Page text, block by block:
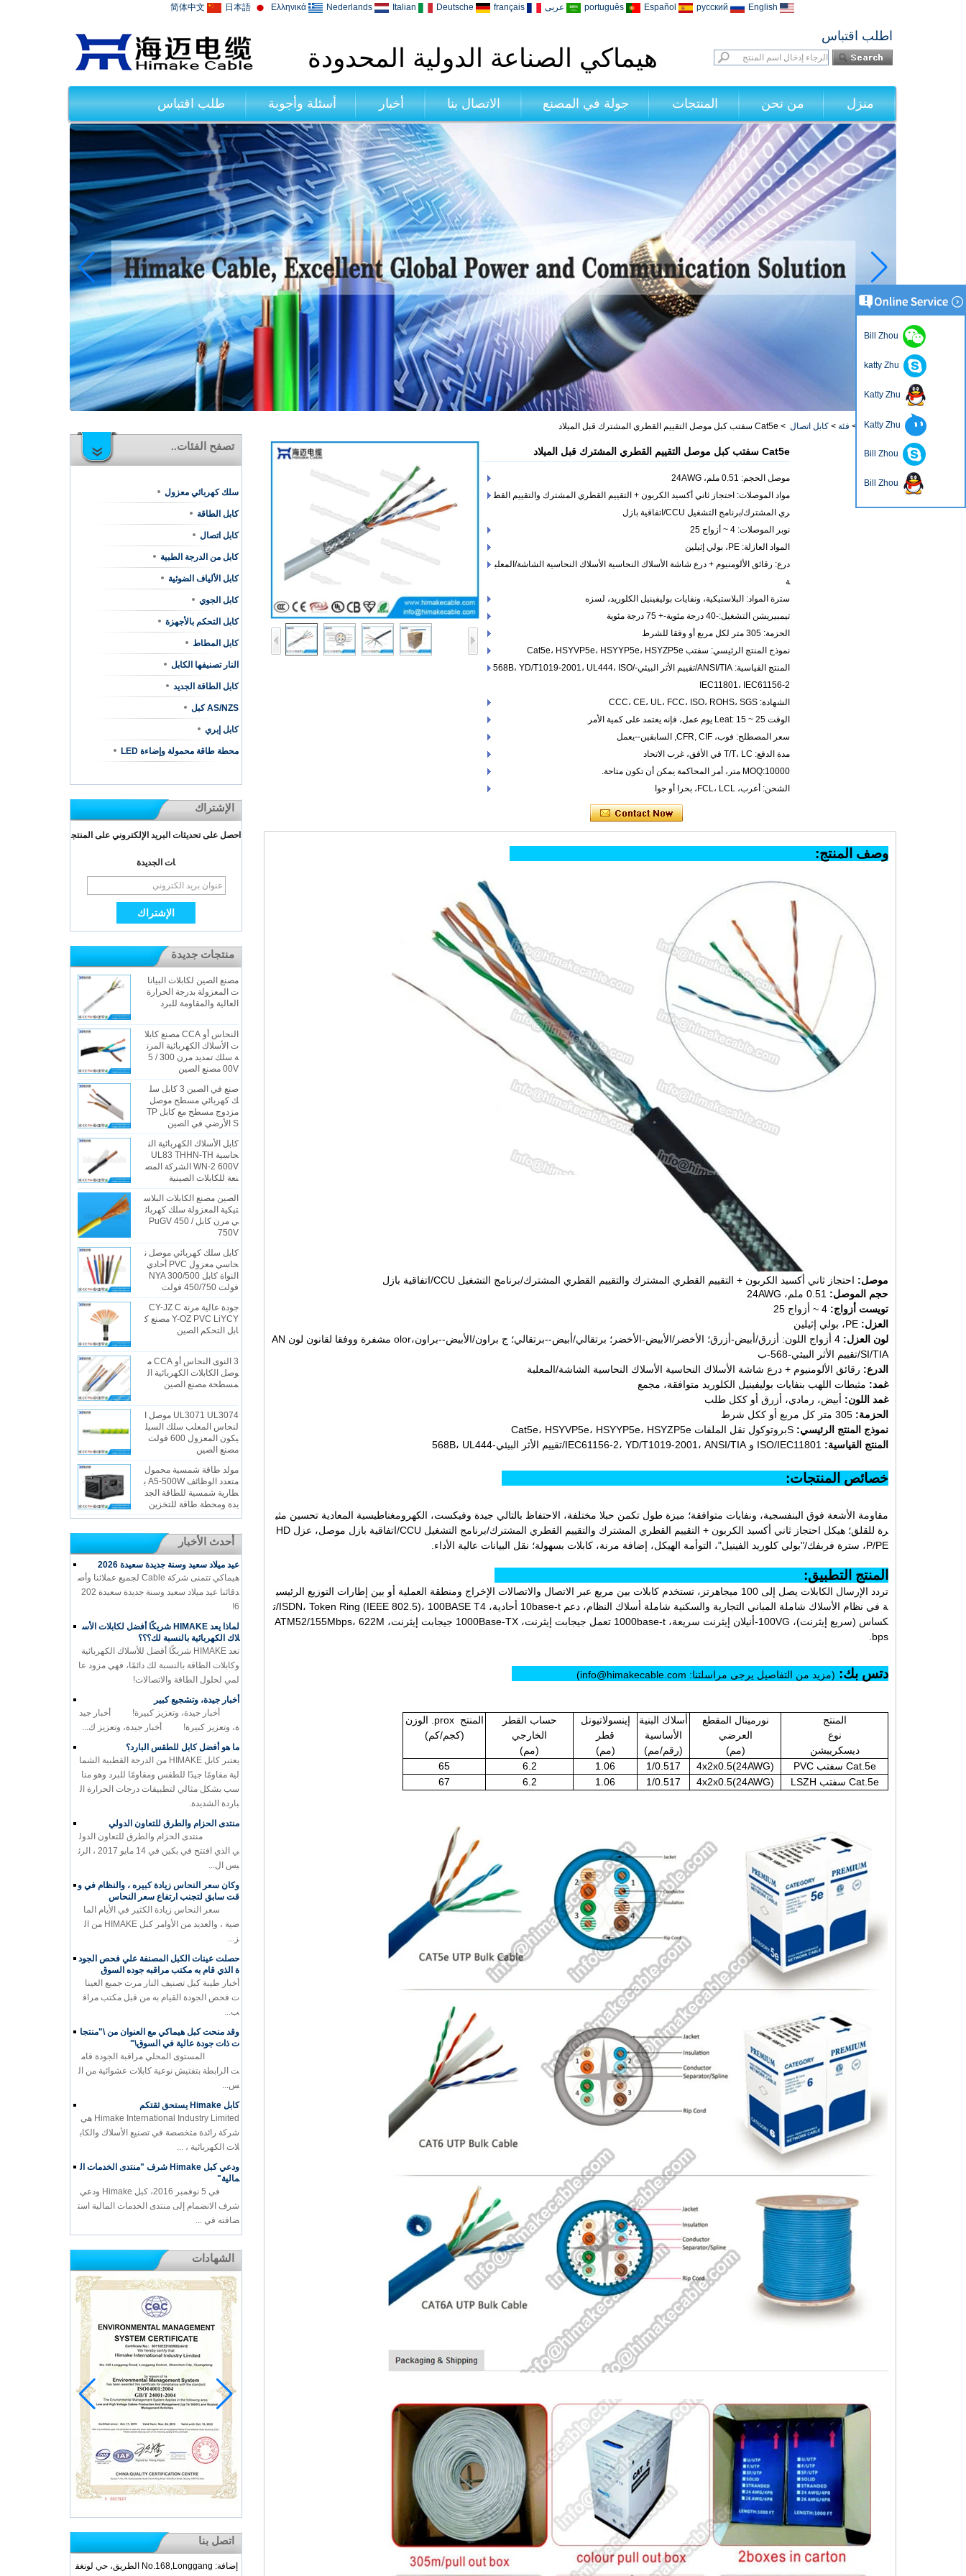
English
русский
Español
português عربى français
Deutsche
Italian
Nederlands
Ελληνικά
日本語
简体中文
هيماكي الصناعة الدولية المحدودة
اطلب اقتباس
منزل من نحن المنتجات جولة في المصنع الاتصال بنا أخبار أسئلة وأجوبة طلب اقتباس
منزل، بيت > فئة > كابل اتصال > Cat5e سفتب كبل موصل التقييم القطري المشترك قبل الميلاد
تصفح الفئات..
سلك كهربائي معزول
كابل الطاقة
كابل اتصال
كابل من الدرجة الطبية
كابل الألياف الضوئية
كابل الجوي
كابل التحكم بالأجهزة
كابل المطاط
النار تصنيفها الكابل
كابل الطاقة الجديد
AS/NZS كبل
كابل إبري
محطة طاقة محمولة وإضاءة LED
الإشتراك
احصل على تحديثات البريد الإلكتروني على المنتج
ات الجديدة
منتجات جديدة
مصنع الصين لكابلات البيانا
ت المعزولة بدرجة الحرارة
العالية والمقاومة للبرد
النحاس أو CCA مصنع كابلا
ت الأسلاك الكهربائية المرن
ة سلك تمديد مرن 300 / 5
00V مصنع الصين
صنع في الصين 3 كابل سل
ك كهربائي مسطح موصل
مزدوج مسطح مع كابل TP
S الأرضي في الصين
كابل الأسلاك الكهربائية الن
حاسية UL83 THHN-TH
WN-2 600V الشركة المص
نعة للكابلات الصينية
الصين مصنع الكابلات البلاس
تيكية المعزولة سلك كهربائ
ي مرن كابل PuGV 450 /
750V
كابل سلك كهربائي موصل ن
حاسي معزول PVC أحادي
النواة كابل NYA 300/500
فولت 450/750 فولت
جودة عالية مرنة CY-JZ C
Y-OZ PVC LiYCY مصنع ك
ابل التحكم الصين
3 النوى النحاس أو CCA م
وصل الكابلات الكهربائية ال
مسطحة مصنع الصين
UL3071 UL3074 موصل ا
لنحاس المعلب سلك السيل
يكون المعزول 600 فولت
مصنع الصين
مولد طاقة شمسية محمول
متعدد الوظائف A5-500W ب
طارية شمسية للطاقة الجد
يدة ومحطة طاقة للتخزين
أحدث الأخبار
عيد ميلاد سعيد وسنة جديدة سعيدة 2026
هيماكي تتمنى شركة Cable لجميع عملائنا وأص
دقائنا عيد ميلاد سعيد وسنة جديدة سعيدة 202
6!
لماذا يعد HIMAKE شريكًا أفضل لكابلات الأس
لاك الكهربائية بالنسبة لك؟؟؟
تعد HIMAKE شريكًا أفضل للأسلاك الكهربائية
وكابلات الطاقة بالنسبة لك دائمًا، فهي مزود عا
لمي لحلول الطاقة والاتصالات!
أخبار جيدة، وتشجيع كبير
أخبار جيدة، وتعزيز كبيرة! أخبار جيد
ة، وتعزيز كبيرة! أخبار جيدة، وتعزيز ك...
ما هو أفضل كابل للطقس البارد؟
يعتبر كابل HIMAKE من الدرجة القطبية الشما
لية مقاومًا جيدًا للطقس ومقاومًا للبرد وهو منا
سب بشكل مثالي لتطبيقات درجات الحرارة ال
باردة الشديدة.
منتدى الحزام والطرق للتعاون الدولي
منتدى الحزام والطرق للتعاون الدول
ي الذي افتتح في بكين في 14 مايو 2017 ، الرئ
يس ال...
وكان سعر النحاس زيادة كبيره ، والنظام في و
قت سابق لتجنب ارتفاع سعر النحاس
سعر النحاس زيادة الكثير في الأيام الما
ضية ، والعديد من الأوامر كبل HIMAKE من ال
ز...
حصلت عينات الكبل المصنفة علي فحص الجود
ة الذي قام به مكتب مراقبه جوده السوق
أخبار طيبة كبل تصنيف النار مرت جميع العينا
ت فحص الجودة القيام به من قبل مكتب مراق
ب...
وقد منحت كبل هيماكي مع العنوان من \"منتجا
ت ذات جودة عالية في السوق\"
المستوى المحلي مراقبة الجودة قام
ت الرابطة بتفتيش نوعية كابلات عشوائية من ال
س...
كابل Himake يستحق ثقتكم
Himake International Industry Limited هي
شركة رائدة متخصصة في تصنيع الأسلاك والكاب
لات الكهربائية ، ...
ودعي كبل Himake شرف "منتدى الخدمات ال
مالية"
في 5 نوفمبر 2016، كبل Himake ودعي
شرف الانضمام إلى منتدى الخدمات المالية است
ضافته في ...
الشهادات
اتصل بنا
إضافة: No.168,Longgang الطريق، حي لونغق
Cat5e سفتب كبل موصل التقييم القطري المشترك قبل الميلاد
موصل الحجم: 0.51 ملم، 24AWG
مواد الموصلات: احتجاز ثاني أكسيد الكربون + التقييم القطري المشترك والتقييم القط
ري المشترك/برنامج التشغيل CCU/اتفاقية بازل
نوبر الموصلات: 4 ~ أزواج 25
المواد العازلة: PE، بولي إثيلين
درع: رقائق الألومنيوم + درع شاشة الأسلاك النحاسية الأسلاك النحاسية الشاشة/المعلب
ة
سترة المواد: البلاستيكية، ونفايات بوليفينيل الكلوريد، لسزه
تيمبيريشن التشغيل:-40 درجة مئوية-+ 75 درجة مئوية
الحزمة: 305 متر لكل مربع أو وفقا للشرط
نموذج المنتج الرئيسي: سفتب Cat5e، HSYVP5e، HSYYP5e، HSYZP5e
المنتج القياسية: ANSI/TIA/تقييم الأثر البيئي-568B، YD/T1019-2001، UL444، ISO/
IEC11801، IEC61156-2
الشهادة: CCC، CE، UL، FCC، ISO، ROHS، SGS
الوقت Leat: 15 ~ 25 يوم عمل، فإنه يعتمد على كمية الأمر
سعر المصطلح: فوب، CFR, CIF, السابقين--يعمل
مدة الدفع: T/T، LC في الأفق، غرب الاتحاد
MOQ:10000 متر، أمر المحاكمة يمكن أن تكون متاحة.
الشحن: أعرب، FCL، LCL، بحرا أو جوا
وصف المنتج:
موصل: احتجاز ثاني أكسيد الكربون + التقييم القطري المشترك والتقييم القطري المشترك/برنامج التشغيل CCU/اتفاقية بازل
حجم الموصل:
تويست أزواج:
العزل: PE، بولي إثيلين
لون العزل:
olor مشفرة ووفقا لقانون لون AN
SI/TIA/تقييم الأثر البيئي-568-ب
الدرع: رقائق الألومنيوم + درع شاشة الأسلاك النحاسية الأسلاك النحاسية الشاشة/المعلبة
غمد: مثبطات اللهب بنفايات بوليفينيل الكلوريد متوافقة، مجمع
غمد اللون: أبيض، رمادي، أزرق أو ككل طلب
الحزمة: 305 متر كل مربع أو ككل شرط
نموذج المنتج الرئيسي: Sبروتوكول نقل الملفات Cat5e، HSYVP5e، HSYYP5e، HSYZP5e
المنتج القياسية:
خصائص المنتجات:
مقاومة الأشعة فوق البنفسجية، ونفايات متوافقة؛ ميزة طول تكمن حبلا مختلفة، الاحتفاظ بالتالي جيدة وفيكست، الكهرومغناطيسية المعادية تحسين مثي
رة للقلق؛ هيكل احتجاز ثاني أكسيد الكربون + التقييم القطري المشترك والتقييم القطري المشترك/برنامج التشغيل CCU/اتفاقية بازل موصل، عزل HD
P/PE، سترة فربفك/"بولي كلوريد الفينيل"، التوأمة الهيكل، إضافة مرنة، كابلات بسهولة؛ نقل البيانات عالية الأداء.
المنتج التطبيق:
تردد الإرسال الكابلات يصل إلى 100 ميجاهرتز، تستخدم كابلات بين مربع عبر الاتصال والاتصالات الإخراج ومنطقة العملية أو بين إطارات التوزيع الرئيسي
ة في نظام الأسلاك شاملة المباني التجارية والسكنية شاملة أسلاك النظام، دعم 10base-t أحادية، ISDN، Token Ring (IEEE 802.5)، 100BASE T4/ت
كساس (سريع إيثرنت)، 100VG-أنيلان إيثرنت سريعة، 1000base-t تعمل جيجابت إيثرنت، 1000Base-TX جيجابت إيثرنت، ATM52/155Mbps، 622M
bps.
دتس بك: (مزيد من التفاصيل يرجى مراسلتنا: info@himakecable.com)
المنتج
نوع
ديسكريبشن
نورمينال المقطع
العرضي
(مم)
أسلاك البنية
الأساسية
(رقم/مم)
إينسولاتيونل
قطر
(مم)
حساب القطر
الخارجي
(مم)
المنتج prox. الوزن
(كجم/كم)
Cat.5e سفتب PVC 4x2x0.5(24AWG)
1/0.517
1.06
6.2
65
Cat.5e سفتب LSZH
4x2x0.5(24AWG)
1/0.517
1.06
6.2
67
Bill Zhou